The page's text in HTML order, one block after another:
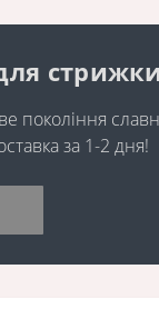
стрижки
покоління
за 1-2 дня!